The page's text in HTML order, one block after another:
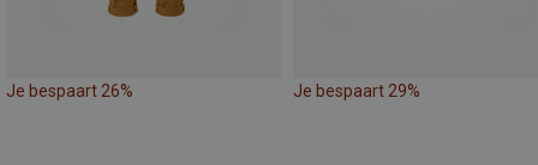
Je bespaart 26% Je bespaart 29%